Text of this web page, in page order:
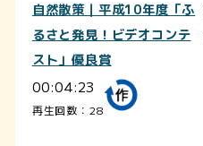
自然散策｜平成10年度「ふ
るさと発見！ビデオコンテ
スト」優良賞
00:04:23
再生回数：28